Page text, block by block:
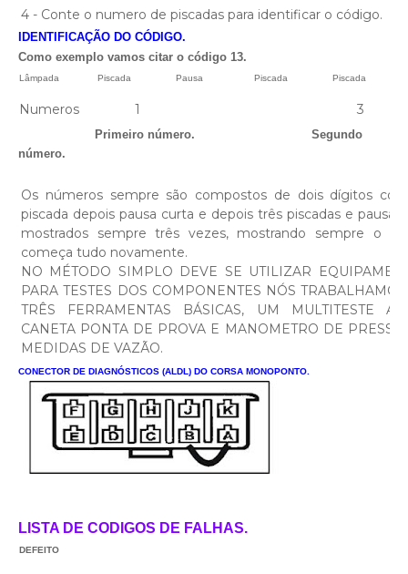
4 - Conte o numero de piscadas para identificar o código.
IDENTIFICAÇÃO DO CÓDIGO.
Como exemplo vamos citar o código 13.
Lâmpada Piscada Pausa Piscada Piscada
Numeros 1 3
Primeiro número. Segundo
número.
Os números sempre são compostos de dois dígitos
piscada depois pausa curta e depois três piscadas e pausa
mostrados sempre três vezes, mostrando sempre o
começa tudo novamente.
NO MÉTODO SIMPLO DEVE SE UTILIZAR
PARA TESTES DOS COMPONENTES NÓS
TRÊS FERRAMENTAS BÁSICAS, UM MULTITESTE
CANETA PONTA DE PROVA E MANOMETRO DE
MEDIDAS DE VAZÃO.
CONECTOR DE DIAGNÓSTICOS (ALDL) DO CORSA MONOPONTO.
LISTA DE CODIGOS DE FALHAS.
DEFEITO